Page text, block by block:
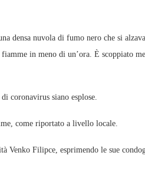
densa nuvola di fumo nero che si
in meno di un’ora. È scoppiato
coronavirus siano esplose.
come riportato a livello locale.
Venko Filipce, esprimendo le sue